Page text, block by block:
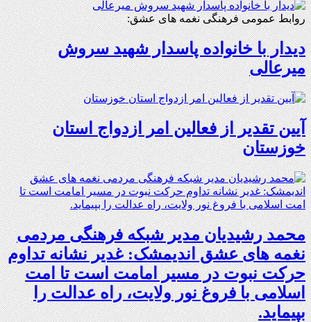
روابط عمومی فرهنگی نغمه های عشق:
دیدار با خانواده پاسدار شهید سروش
میرعالی
آیین تقدیر از فعالین امر ازدواج استان
خوزستان
محمد رشیدیان مدیر شبکه فرهنگی مردمی
نغمه های عشق اندیمشک: غدیر نشانه تداوم
حرکت نبوت در مسیر امامت است تا امت
اسلامی با فروغ نور ولایت، راه عدالت را
بپیماید.